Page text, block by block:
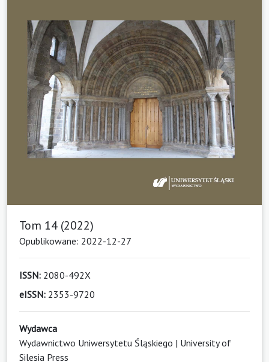
Tom 14 (2022)
Opublikowane: 2022-12-27
ISSN: 2080-492X
eISSN: 2353-9720
Wydawca
Wydawnictwo Uniwersytetu Śląskiego | University of
Silesia Press